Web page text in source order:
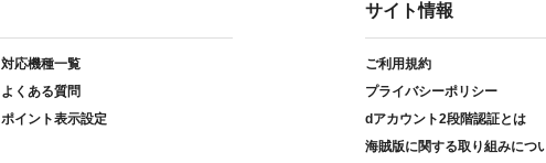
対応機種一覧
よくある質問
ポイント表示設定
サイト情報
ご利用規約
プライバシーポリシー
dアカウント2段階認証とは
海賊版に関する取り組みにつ